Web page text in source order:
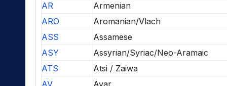
AR
Armenian
ARO
Aromanian/Vlach
ASS
Assamese
ASY
Assyrian/Syriac/Neo-Aramaic
ATS
Atsi / Zaiwa